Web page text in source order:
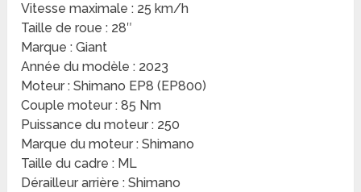
Vitesse maximale : 25 km/h
Taille de roue : 28″
Marque : Giant
Année du modèle : 2023
Moteur : Shimano EP8 (EP800)
Couple moteur : 85 Nm
Puissance du moteur : 250
Marque du moteur : Shimano
Taille du cadre : ML
Dérailleur arrière : Shimano